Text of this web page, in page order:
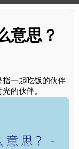
意思？
指一起吃饭的伙伴
的伙伴。